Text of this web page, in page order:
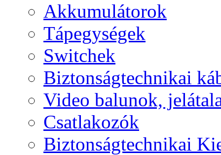
Akkumulátorok
Tápegységek
Switchek
Biztonságtechnikai
Video balunok,
Csatlakozók
Biztonságtechnikai